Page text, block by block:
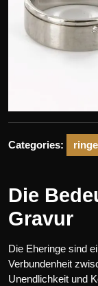
Categories: ringe
Die
Gravur
Die Eheringe sind
Verbundenheit
Unendlichkeit und